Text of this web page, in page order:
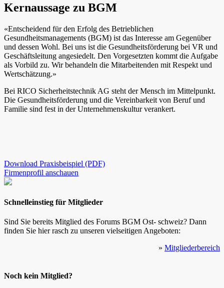
Kernaussage zu BGM
«Entscheidend für den Erfolg des Betrieblichen
Gesundheitsmanagements (BGM) ist das Interesse am Gegenüber
und dessen Wohl. Bei uns ist die Gesundheitsförderung bei VR und
Geschäftsleitung angesiedelt. Den Vorgesetzten kommt die Aufgabe
als Vorbild zu. Wir behandeln die Mitarbeitenden mit Respekt und
Wertschätzung.»
Bei RICO Sicherheitstechnik AG steht der Mensch im Mittelpunkt.
Die Gesundheitsförderung und die Vereinbarkeit von Beruf und
Familie sind fest in der Unternehmenskultur verankert.
Download Praxisbeispiel (PDF)
Firmenprofil anschauen
Schnelleinstieg für Mitglieder
Sind Sie bereits Mitglied des Forums BGM Ost- schweiz? Dann
finden Sie hier rasch zu unseren vielseitigen Angeboten:
» Mitgliederbereich
Noch kein Mitglied?